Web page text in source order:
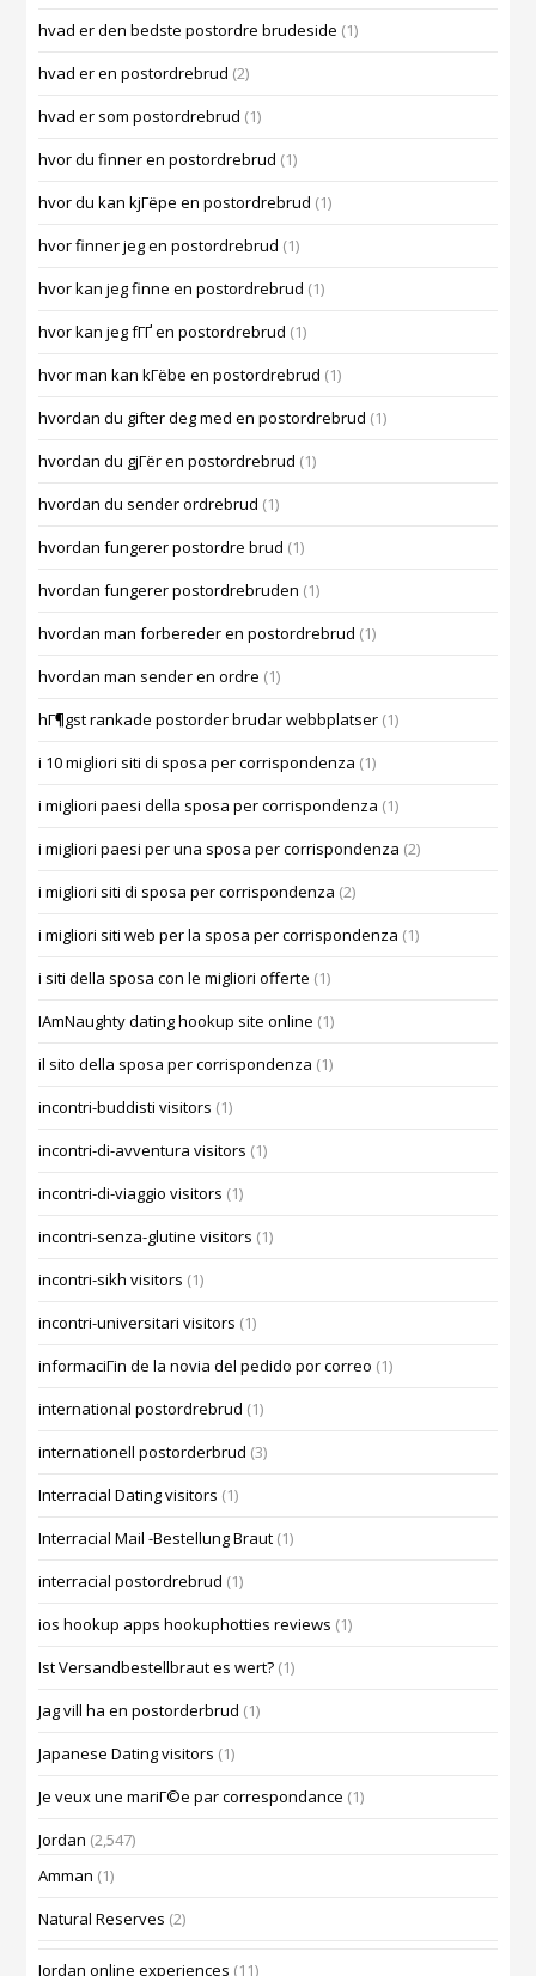
hvad er den bedste postordre brudeside (1)
hvad er en postordrebrud (2)
hvad er som postordrebrud (1)
hvor du finner en postordrebrud (1)
hvor du kan kjГёpe en postordrebrud (1)
hvor finner jeg en postordrebrud (1)
hvor kan jeg finne en postordrebrud (1)
hvor kan jeg fГҐ en postordrebrud (1)
hvor man kan kГёbe en postordrebrud (1)
hvordan du gifter deg med en postordrebrud (1)
hvordan du gjГёr en postordrebrud (1)
hvordan du sender ordrebrud (1)
hvordan fungerer postordre brud (1)
hvordan fungerer postordrebruden (1)
hvordan man forbereder en postordrebrud (1)
hvordan man sender en ordre (1)
hГ¶gst rankade postorder brudar webbplatser (1)
i 10 migliori siti di sposa per corrispondenza (1)
i migliori paesi della sposa per corrispondenza (1)
i migliori paesi per una sposa per corrispondenza (2)
i migliori siti di sposa per corrispondenza (2)
i migliori siti web per la sposa per corrispondenza (1)
i siti della sposa con le migliori offerte (1)
IAmNaughty dating hookup site online (1)
il sito della sposa per corrispondenza (1)
incontri-buddisti visitors (1)
incontri-di-avventura visitors (1)
incontri-di-viaggio visitors (1)
incontri-senza-glutine visitors (1)
incontri-sikh visitors (1)
incontri-universitari visitors (1)
informaciГіn de la novia del pedido por correo (1)
international postordrebrud (1)
internationell postorderbrud (3)
Interracial Dating visitors (1)
Interracial Mail -Bestellung Braut (1)
interracial postordrebrud (1)
ios hookup apps hookuphotties reviews (1)
Ist Versandbestellbraut es wert? (1)
Jag vill ha en postorderbrud (1)
Japanese Dating visitors (1)
Je veux une mariГ©e par correspondance (1)
Jordan (2,547)
Amman (1)
Natural Reserves (2)
Jordan online experiences (11)